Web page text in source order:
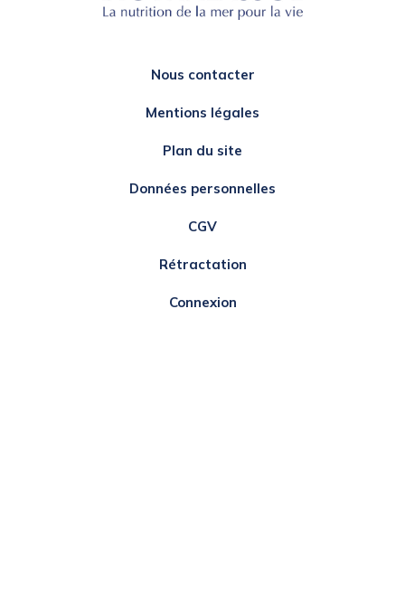
Nous contacter
Mentions légales
Plan du site
Données personnelles
CGV
Rétractation
Connexion